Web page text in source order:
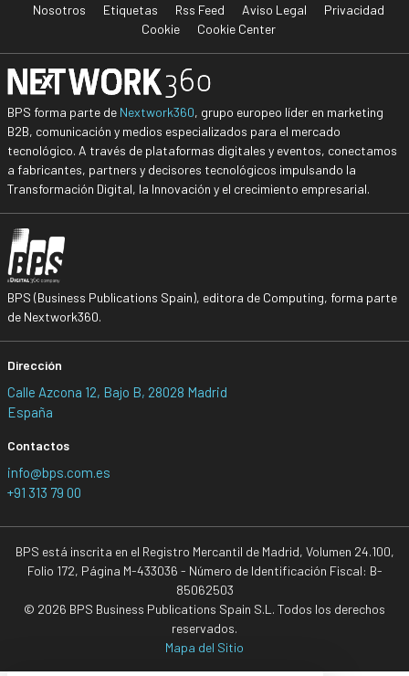
Nosotros Etiquetas Rss Feed Aviso Legal
Privacidad
Cookie
Cookie Center
BPS forma parte de Nextwork360, grupo europeo líder en marketing
B2B, comunicación y medios especializados para el mercado
tecnológico. A través de plataformas digitales y eventos, conectamos
a fabricantes, partners y decisores tecnológicos impulsando la
Transformación Digital, la Innovación y el crecimiento empresarial.
BPS (Business Publications Spain), editora de Computing, forma parte
de Nextwork360.
Dirección
Calle Azcona 12, Bajo B, 28028 Madrid
España
Contactos
info@bps.com.es
+91 313 79 00
BPS está inscrita en el Registro Mercantil de Madrid, Volumen 24.100,
Folio 172, Página M-433036 - Número de Identificación Fiscal: B-
85062503
© 2026 BPS Business Publications Spain S.L. Todos los derechos
reservados.
Mapa del Sitio